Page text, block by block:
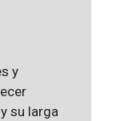
y
su larga